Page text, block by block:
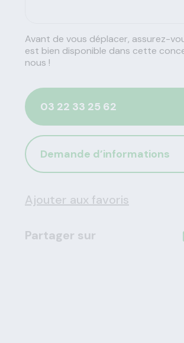
Avant de vous déplacer, assurez-
est bien disponible dans cette
nous !
03 22 33 25 62
Demande d’informations
Ajouter aux favoris
Partager sur